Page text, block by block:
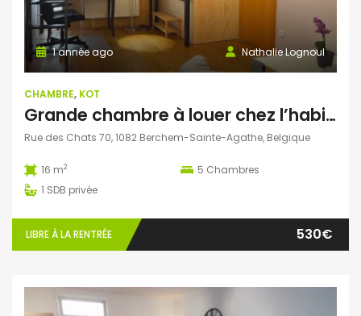
Nathalie Lognoul
1 année ago
CHAMBRE, KOT
Grande chambre à louer chez l’habitant. Rez de chaussée et jardin.
Rue des Chats 70, 1082 Berchem-Sainte-Agathe, Belgique
16 m2 5 Chambres
1 SDB privée
LIBRE À LA RENTRÉE 530€